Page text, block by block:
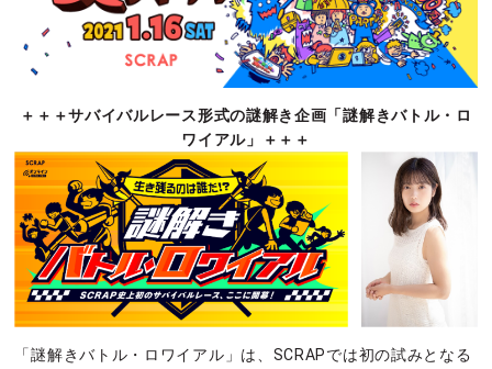
＋＋＋サバイバルレース形式の謎解き企画「謎解きバトル・ロ
ワイアル」＋＋＋
「謎解きバトル・ロワイアル」は、SCRAPでは初の試みとなる